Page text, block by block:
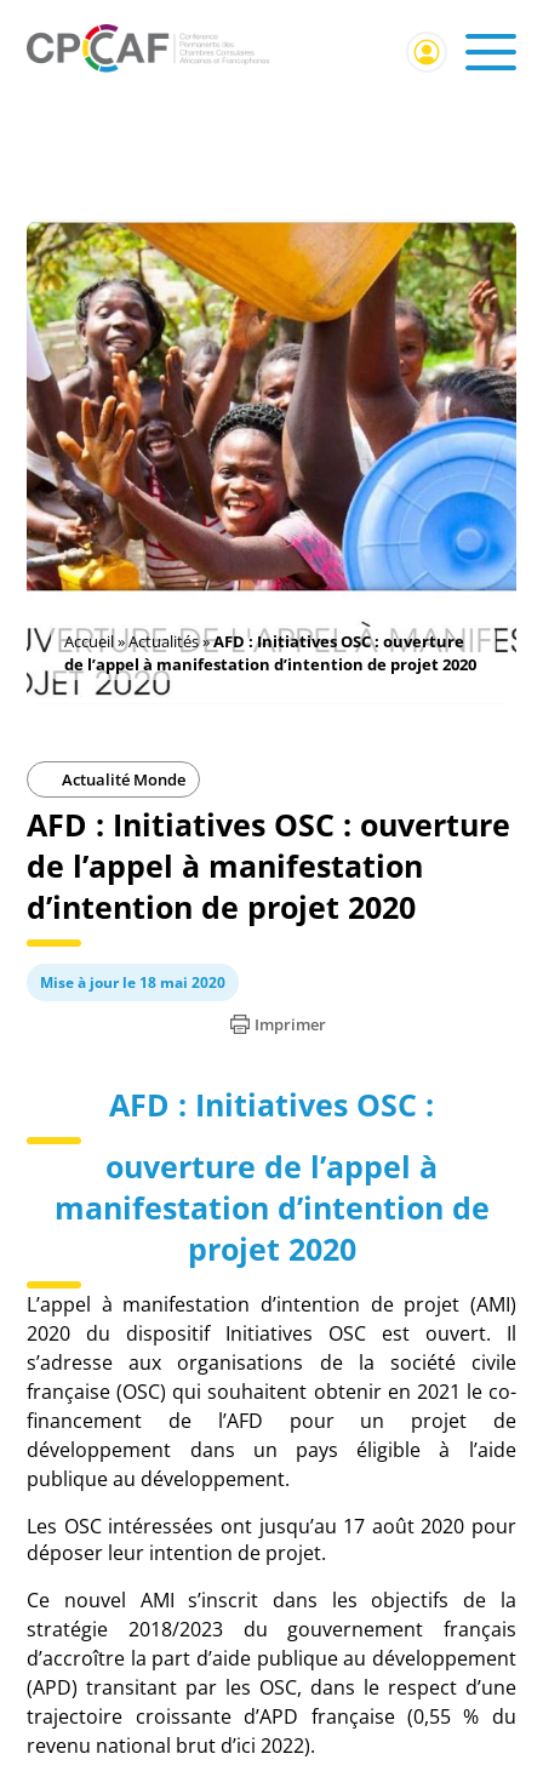
Accueil»Actualités»AFD : Initiatives OSC : ouverture
de l’appel à manifestation d’intention de projet 2020
Actualité Monde
AFD : Initiatives OSC : ouverture
de l’appel à manifestation
d’intention de projet 2020
Mise à jour le 18 mai 2020
Imprimer
AFD : Initiatives OSC :
ouverture de l’appel à
manifestation d’intention de
projet 2020
L’appel à manifestation d’intention de projet (AMI)
2020 du dispositif Initiatives OSC est ouvert. Il
s’adresse aux organisations de la société civile
française (OSC) qui souhaitent obtenir en 2021 le co-
financement de l’AFD pour un projet de
développement dans un pays éligible à l’aide
publique au développement.
Les OSC intéressées ont jusqu’au 17 août 2020 pour
déposer leur intention de projet.
Ce nouvel AMI s’inscrit dans les objectifs de la
stratégie 2018/2023 du gouvernement français
d’accroître la part d’aide publique au développement
(APD) transitant par les OSC, dans le respect d’une
trajectoire croissante d’APD française (0,55 % du
revenu national brut d’ici 2022).